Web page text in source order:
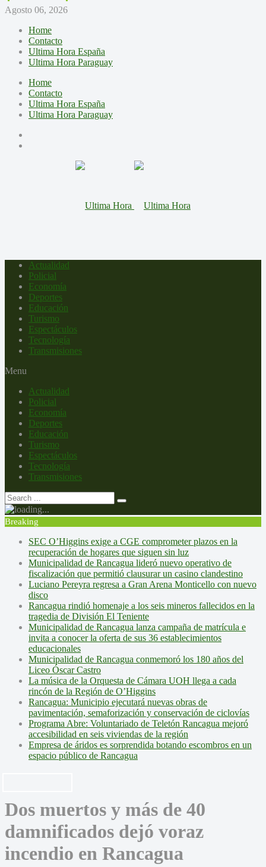
Agosto 06, 2026
Home
Contacto
Ultima Hora España
Ultima Hora Paraguay
Home
Contacto
Ultima Hora España
Ultima Hora Paraguay
Actualidad
Policial
Economía
Deportes
Educación
Turismo
Espectáculos
Tecnología
Transmisiones
Menu
Actualidad
Policial
Economía
Deportes
Educación
Turismo
Espectáculos
Tecnología
Transmisiones
Breaking
SEC O’Higgins exige a CGE comprometer plazos en la
recuperación de hogares que siguen sin luz
Municipalidad de Rancagua lideró nuevo operativo de
fiscalización que permitió clausurar un casino clandestino
Luciano Pereyra regresa a Gran Arena Monticello con nuevo
disco
Rancagua rindió homenaje a los seis mineros fallecidos en la
tragedia de División El Teniente
Municipalidad de Rancagua lanza campaña de matrícula e
invita a conocer la oferta de sus 36 establecimientos
educacionales
Municipalidad de Rancagua conmemoró los 180 años del
Liceo Óscar Castro
La música de la Orquesta de Cámara UOH llega a cada
rincón de la Región de O’Higgins
Rancagua: Municipio ejecutará nuevas obras de
pavimentación, semaforización y conservación de ciclovías
Programa Abre: Voluntariado de Teletón Rancagua mejoró
accesibilidad en seis viviendas de la región
Empresa de áridos es sorprendida botando escombros en un
espacio público de Rancagua
Dos muertos y más de 40
damnificados dejó voraz
incendio en Rancagua